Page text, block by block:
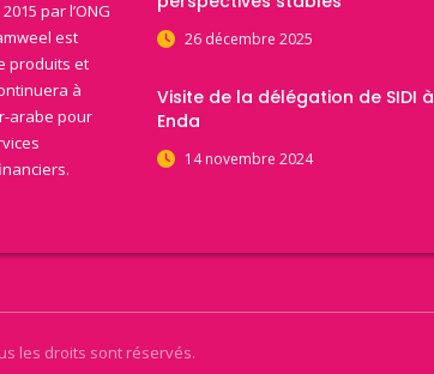
par l’ONG
est
produits et
à
arabe pour
26 décembre 2025
Visite de la délégation de SIDI à
Enda
14 novembre 2024
les droits sont réservés.